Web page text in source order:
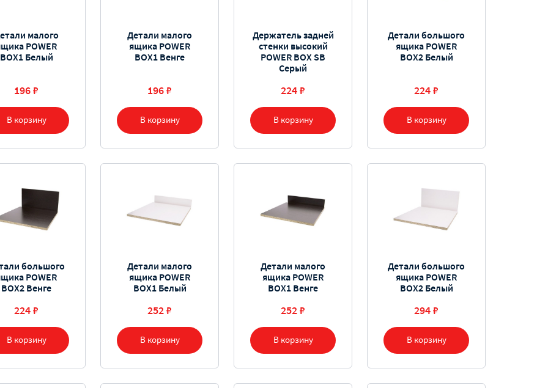
В корзину
малого
POWER
BOX1 Белый
196 ₽
В корзину
Детали малого
ящика POWER
BOX1 Венге
196 ₽
В корзину
Держатель задней
стенки высокий
POWER BOX SB
Серый
224 ₽
В корзину
Детали большого
ящика POWER
BOX2 Белый
224 ₽
В корзину
большого
POWER
BOX2 Венге
224 ₽
В корзину
Детали малого
ящика POWER
BOX1 Белый
252 ₽
В корзину
Детали малого
ящика POWER
BOX1 Венге
252 ₽
В корзину
Детали большого
ящика POWER
BOX2 Белый
294 ₽